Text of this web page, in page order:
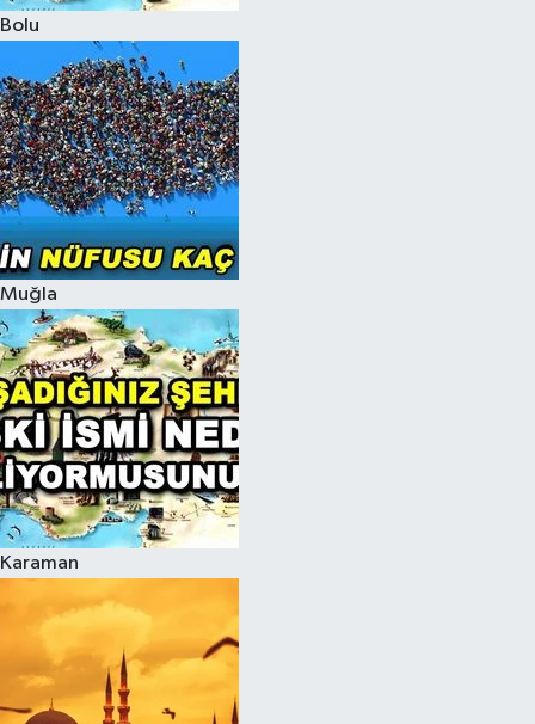
Bolu
Muğla
Karaman